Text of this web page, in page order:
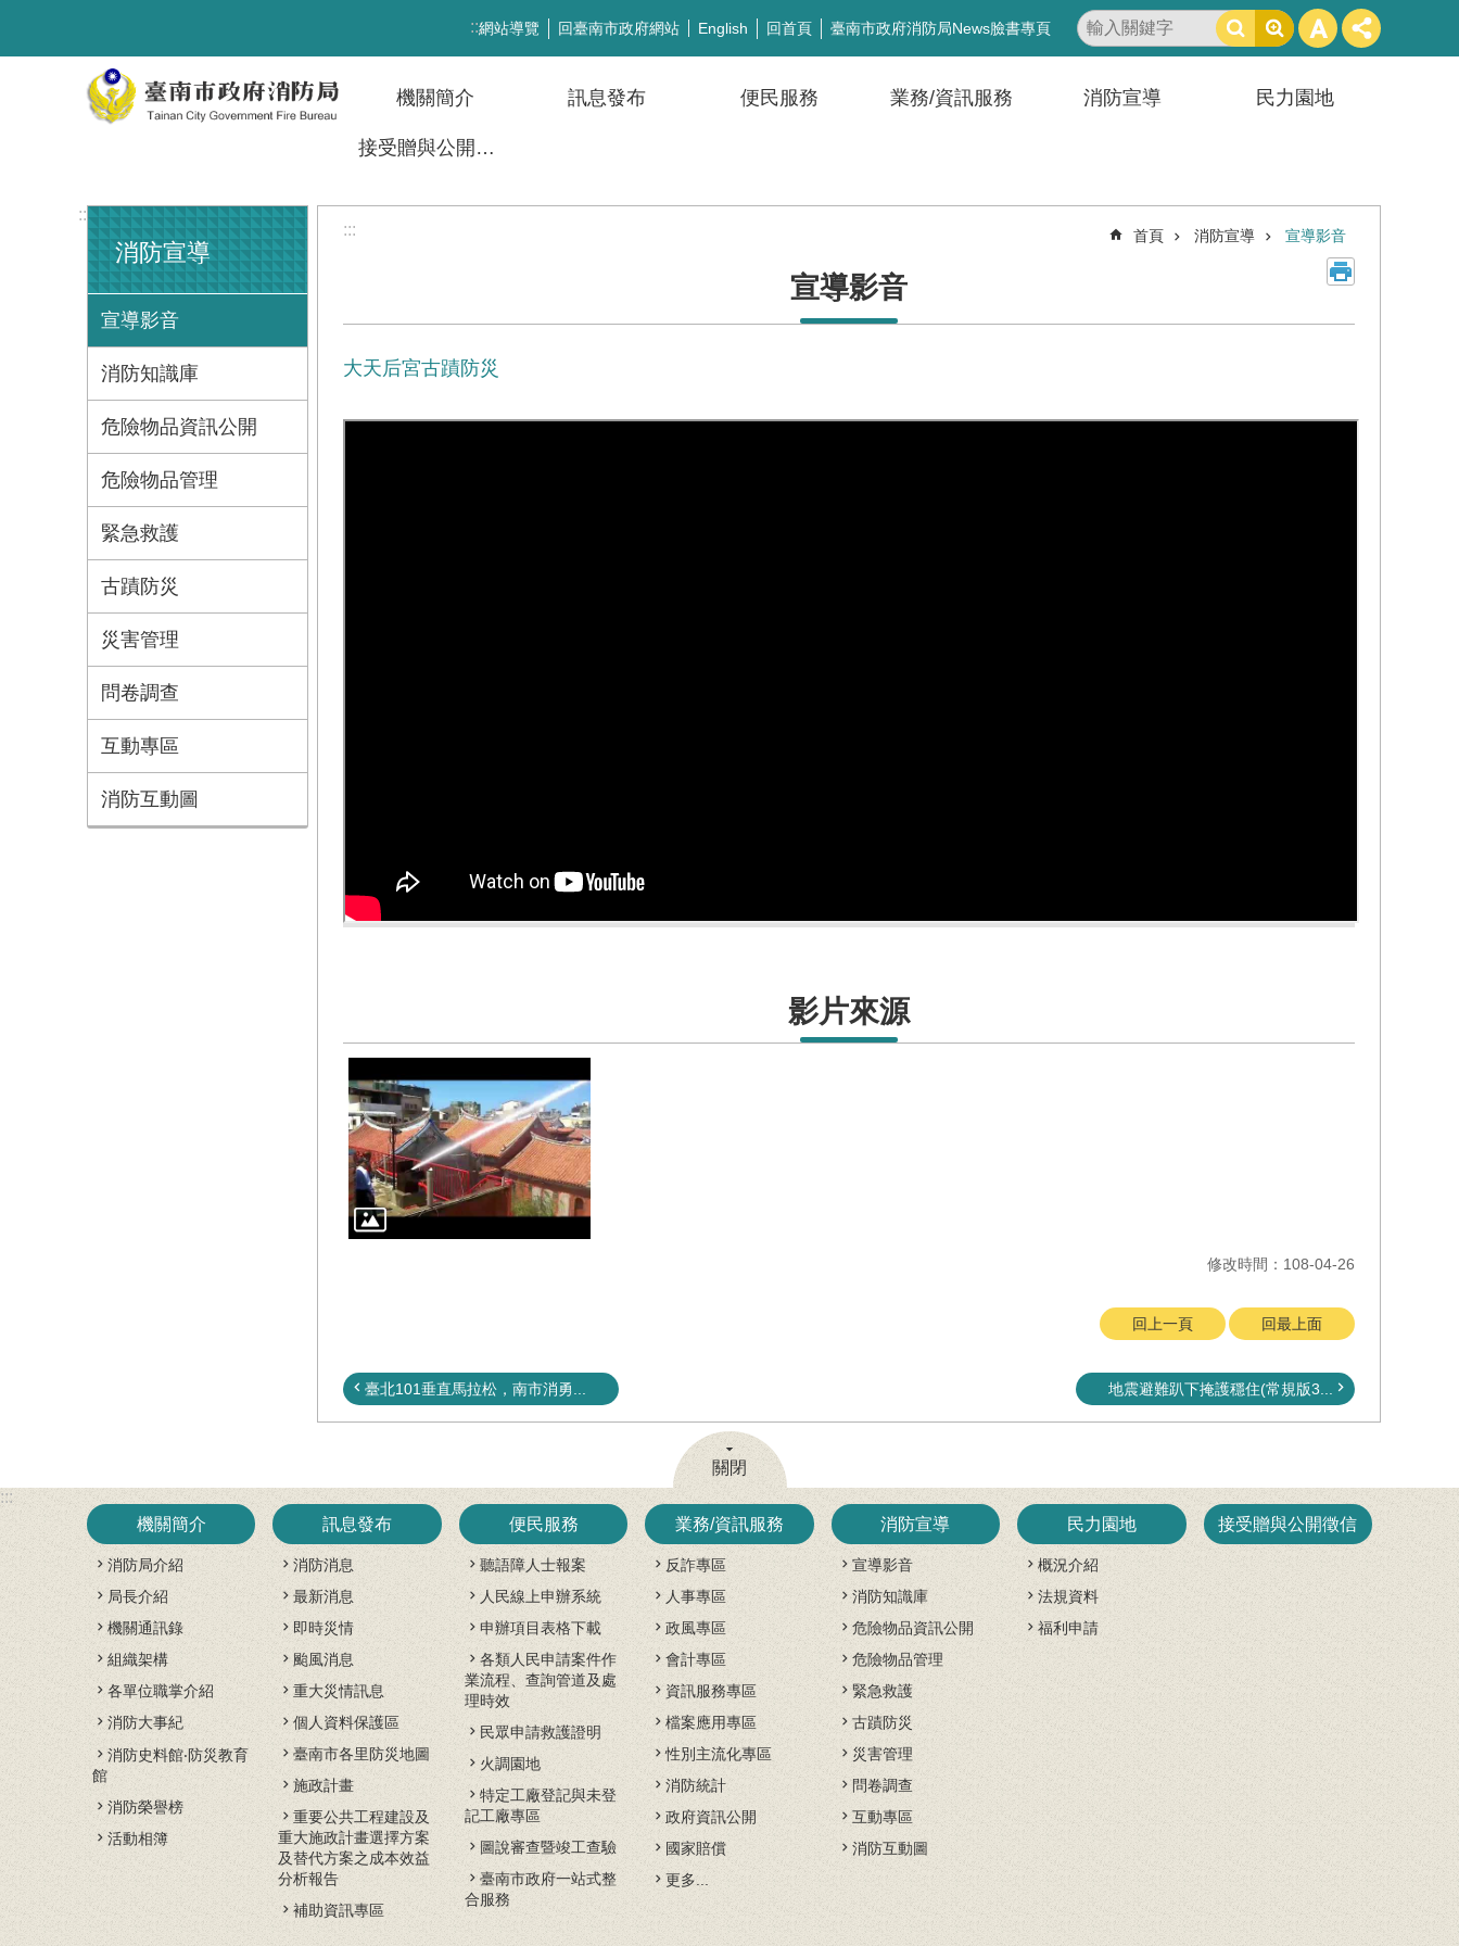
:::網站導覽 回臺南市政府網站 English 回首頁 臺南市政府消防局News臉書專頁
搜
尋
機關簡介 訊息發布 便民服務 業務/資訊服務 消防宣導 民力園地
接受贈與公開徵信
:::
消防宣導
宣導影音
消防知識庫
危險物品資訊公開
危險物品管理
緊急救護
古蹟防災
災害管理
問卷調查
互動專區
消防互動圖
::: 首頁 消防宣導 宣導影音
宣導影音
大天后宮古蹟防災
影片來源
修改時間：108-04-26
回上一頁 回最上面
臺北101垂直馬拉松，南市消勇... 地震避難趴下掩護穩住(常規版3...
關閉
:::
機關簡介
消防局介紹
局長介紹
機關通訊錄
組織架構
各單位職掌介紹
消防大事紀
消防史料館‧防災教育
館
消防榮譽榜
活動相簿
訊息發布
消防消息
最新消息
即時災情
颱風消息
重大災情訊息
個人資料保護區
臺南市各里防災地圖
施政計畫
重要公共工程建設及
重大施政計畫選擇方案
及替代方案之成本效益
分析報告
補助資訊專區
便民服務
聽語障人士報案
人民線上申辦系統
申辦項目表格下載
各類人民申請案件作
業流程、查詢管道及處
理時效
民眾申請救護證明
火調園地
特定工廠登記與未登
記工廠專區
圖說審查暨竣工查驗
臺南市政府一站式整
合服務
業務/資訊服務
反詐專區
人事專區
政風專區
會計專區
資訊服務專區
檔案應用專區
性別主流化專區
消防統計
政府資訊公開
國家賠償
更多...
消防宣導
宣導影音
消防知識庫
危險物品資訊公開
危險物品管理
緊急救護
古蹟防災
災害管理
問卷調查
互動專區
消防互動圖
民力園地
概況介紹
法規資料
福利申請
接受贈與公開徵信